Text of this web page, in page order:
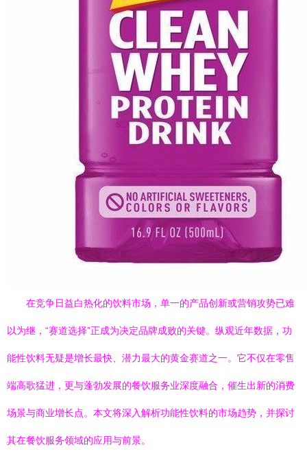
在竞争日益白热化的饮料市场，单一的产品创新或营销攻势已难
以为继，“赛道选择”正成为决定品牌成败的关键。纵观近年数据，功
能性饮料无疑是增长最快、潜力最大的黄金赛道之一。它不仅在零售
端高歌猛进，更与蓬勃发展的餐饮服务业深度融合，催生出新的消费
场景与商业增长点。本文将深入解析功能性饮料的市场趋势，并探讨
其在餐饮服务领域的应用与前景。